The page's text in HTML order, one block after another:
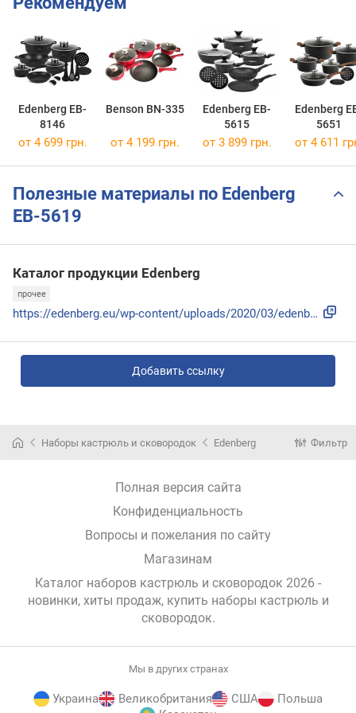
Edenberg EB-
8146
Benson BN-335
Edenberg EB-
5615
Edenberg
5651
от 4 699 грн. от 4 199 грн. от 3 899 грн. от 4 611
Полезные материалы по Edenberg
EB-5619
Каталог продукции Edenberg
прочее
https://edenberg.eu/wp-content/uploads/2020/03/edenberg_cat...
Добавить ссылку
Наборы кастрюль и сковородок Edenberg Фильтр
Полная версия сайта
Конфиденциальность
Вопросы и пожелания по сайту
Магазинам
Каталог наборов кастрюль и сковородок 2026 -
новинки, хиты продаж, купить наборы кастрюль и
сковородок.
Мы в других странах
Украина Великобритания США
Польша